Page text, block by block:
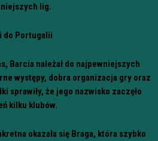
lig.
do Portugalii
Barcia należał do najpewniejszych
występy, dobra organizacja gry oraz
sprawiły, że jego nazwisko zaczęło
kilku klubów.
okazała się Braga, która szybko